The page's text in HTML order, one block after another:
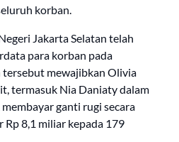
korban.
Jakarta Selatan telah
para korban pada
tersebut mewajibkan Olivia
termasuk Nia Daniaty dalam
ganti rugi secara
Rp 8,1 miliar kepada 179